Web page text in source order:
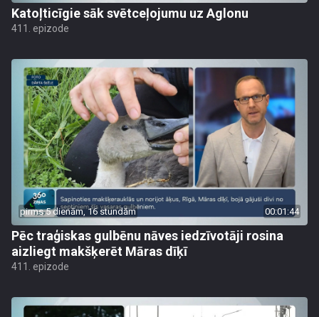
Katoļticīgie sāk svētceļojumu uz Aglonu
411. epizode
pirms 5 dienām, 16 stundām 00:01:44
Pēc traģiskas gulbēnu nāves iedzīvotāji rosina
aizliegt makšķerēt Māras dīķī
411. epizode